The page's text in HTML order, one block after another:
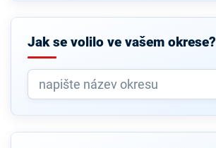
Jak se volilo ve vašem okrese?